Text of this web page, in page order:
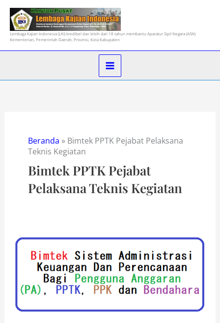
Lewati
konten
Lembaga Kajian Indonesia (LKI) kredibel dan lebih dari 18 tahun membantu Aparatur Sipil Negara (ASN)
Kementerian, Pemerintah Daerah, Provinsi, Kota Kabupaten
Beranda » Bimtek PPTK Pejabat Pelaksana
Teknis Kegiatan
Bimtek PPTK Pejabat
Pelaksana Teknis Kegiatan